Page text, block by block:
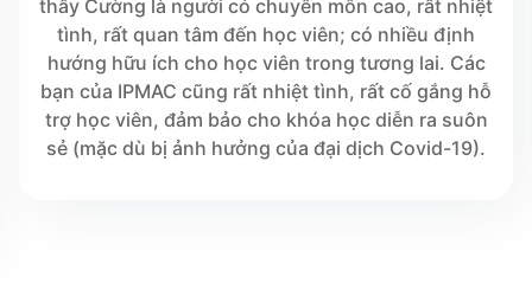
thầy Cường là người có chuyên môn cao, rất nhiệt
tình, rất quan tâm đến học viên; có nhiều định
hướng hữu ích cho học viên trong tương lai. Các
bạn của IPMAC cũng rất nhiệt tình, rất cố gắng hỗ
trợ học viên, đảm bảo cho khóa học diễn ra suôn
sẻ (mặc dù bị ảnh hưởng của đại dịch Covid-19).